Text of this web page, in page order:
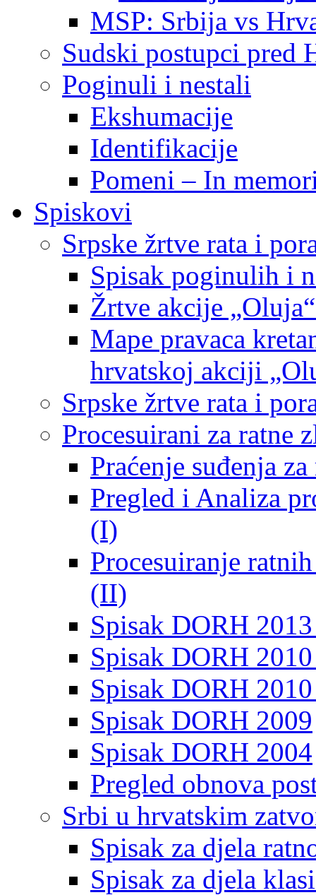
MSP: Srbija vs
Sudski postupci pred
Poginuli i nestali
Ekshumacije
Identifikacije
Pomeni – In
Spiskovi
Srpske žrtve rata i
Spisak poginulih i
Žrtve akcije
Mape pravaca
hrvatskoj akciji
Srpske žrtve rata i
Procesuirani za ratne
Praćenje suđenja
Pregled i Analiza
(I)
Procesuiranje
(II)
Spisak DORH
Spisak DORH
Spisak DORH
Spisak DORH 2009
Spisak DORH 2004
Pregled obnova
Srbi u hrvatskim
Spisak za djela
Spisak za djela